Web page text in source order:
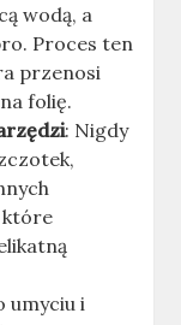
wodą, a
Proces ten
przenosi
folię.
: Nigdy
które
umyciu i